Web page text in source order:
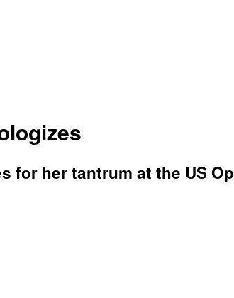
for her tantrum at the US